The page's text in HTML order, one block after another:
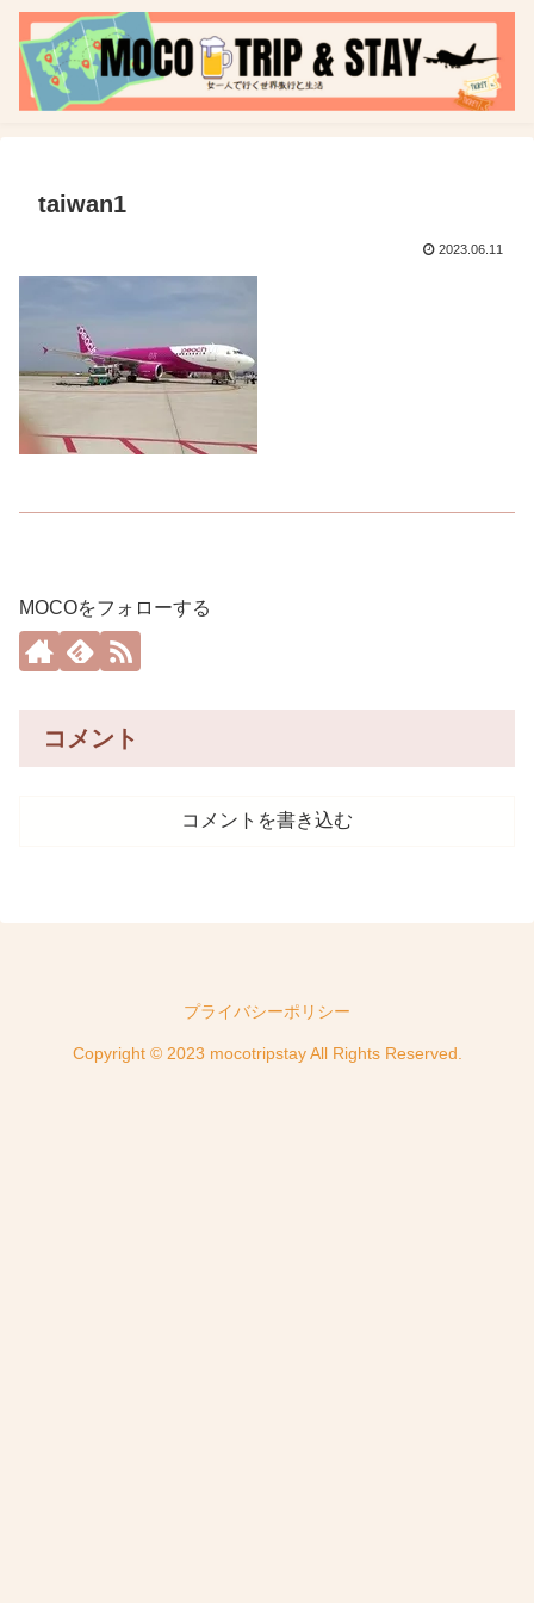
taiwan1
2023.06.11
MOCOをフォローする
コメント
コメントを書き込む
プライバシーポリシー
Copyright © 2023 mocotripstay All Rights Reserved.